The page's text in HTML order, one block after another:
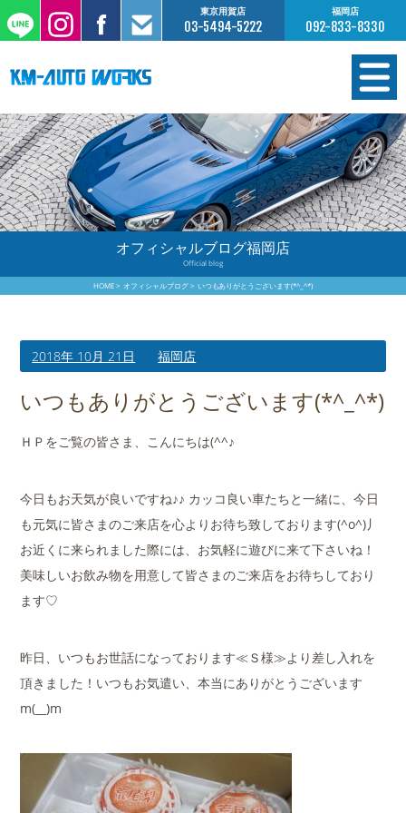
東京用賀店
03-5494-5222
福岡店
092-833-8330
在庫情報
オーダー販売
工場サービス
保証について
買取査定のご案内
店舗案内
会社概要
オフィシャルブログ福岡店
Official blog
HOME オフィシャルブログ いつもありがとうございます(*^_^*)
2018年 10月 21日 福岡店
いつもありがとうございます(*^_^*)
ＨＰをご覧の皆さま、こんにちは(^^♪
今日もお天気が良いですね♪♪ カッコ良い車たちと一緒に、今日
も元気に皆さまのご来店を心よりお待ち致しております(^o^)丿
お近くに来られました際には、お気軽に遊びに来て下さいね！
美味しいお飲み物を用意して皆さまのご来店をお待ちしており
ます♡
昨日、いつもお世話になっております≪Ｓ様≫より差し入れを
頂きました！いつもお気遣い、本当にありがとうございます
m(__)m